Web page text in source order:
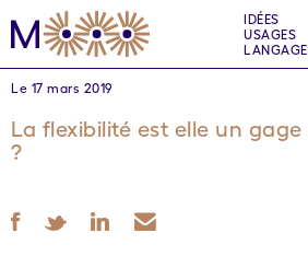
IDÉES
USAGES
Le 17 mars 2019
La flexibilité est elle un
?